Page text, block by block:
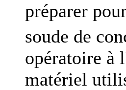
préparer
soude de
opératoire à
matériel